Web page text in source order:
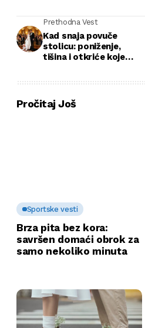
Prethodna Vest
Kad snaja povuče
stolicu: poniženje,
tišina i otkriće koje
Pročitaj Još
Sportske vesti
Brza pita bez kora:
savršen domaći obrok za
samo nekoliko minuta